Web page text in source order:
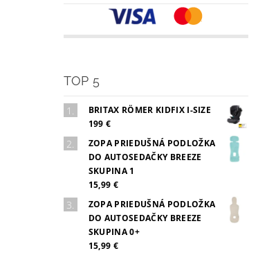
TOP 5
BRITAX RÖMER KIDFIX I-SIZE
199 €
ZOPA PRIEDUŠNÁ PODLOŽKA
DO AUTOSEDAČKY BREEZE
SKUPINA 1
15,99 €
ZOPA PRIEDUŠNÁ PODLOŽKA
DO AUTOSEDAČKY BREEZE
SKUPINA 0+
15,99 €